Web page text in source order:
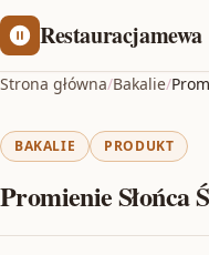
Restauracjamewa
Strona główna/Bakalie/
BAKALIE PRODUKT
Promienie Słońca